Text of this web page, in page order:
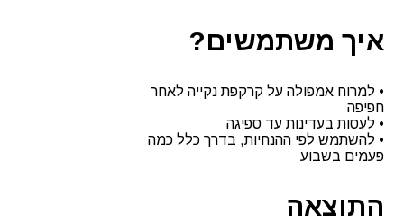
איך משתמשים?
• למרוח אמפולה על קרקפת נקייה לאחר
חפיפה
• לעסות בעדינות עד ספיגה
• להשתמש לפי ההנחיות, בדרך כלל כמה
פעמים בשבוע
התוצאה